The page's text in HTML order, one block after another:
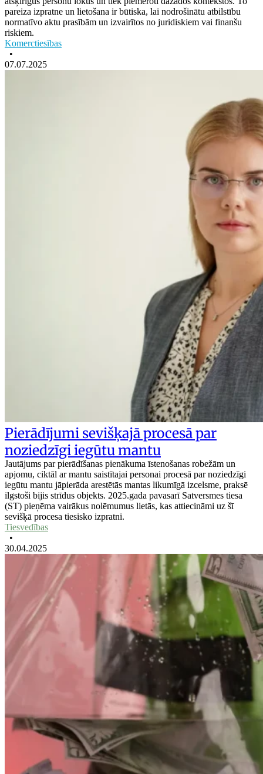
pareiza izpratne un lietošana ir būtiska, lai nodrošinātu atbilstību
normatīvo aktu prasībām un izvairītos no juridiskiem vai finanšu
riskiem.
Komerctiesības
•
07.07.2025
Pierādījumi sevišķajā procesā par
noziedzīgi iegūtu mantu
Jautājums par pierādīšanas pienākuma īstenošanas robežām un
apjomu, ciktāl ar mantu saistītajai personai procesā par noziedzīgi
iegūtu mantu jāpierāda arestētās mantas likumīgā izcelsme, praksē
ilgstoši bijis strīdus objekts. 2025.gada pavasarī Satversmes tiesa
(ST) pieņēma vairākus nolēmumus lietās, kas attiecināmi uz šī
sevišķā procesa tiesisko izpratni.
Tiesvedības
•
30.04.2025